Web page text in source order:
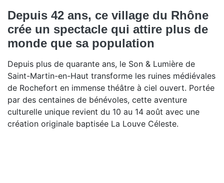
Depuis 42 ans, ce village du Rhône
crée un spectacle qui attire plus de
monde que sa population
Depuis plus de quarante ans, le Son & Lumière de
Saint-Martin-en-Haut transforme les ruines médiévales
de Rochefort en immense théâtre à ciel ouvert. Portée
par des centaines de bénévoles, cette aventure
culturelle unique revient du 10 au 14 août avec une
création originale baptisée La Louve Céleste.